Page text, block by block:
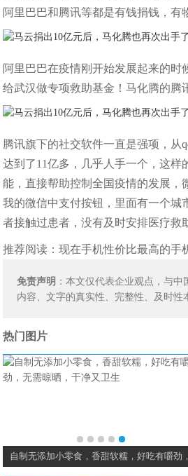
阿里巴巴和腾讯等都是有钱捐钱，有
阿里巴巴在疫情刚开始发展起来的
给武汉做专项救助基金！马化腾的
腾讯旗下的社交软件一直是强项，
达到了11亿多，几乎人手一个，这
能，直接帮助控制全国疫情的发展
我的微信中支付按钮，里面有一个
者接触过患者，没有及时安排医疗
推荐阅读：现在手机性价比最高的手
免责声明 ：本文仅代表企业观点，与
内容、文字的真实性、完整性、及时
热门图片
自制无添加小零食，香甜软糯，好吃有嚼劲，